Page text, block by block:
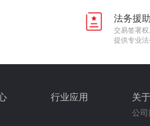
法务援
交易签署
提供专业
行业应用 关
公